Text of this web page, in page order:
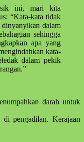
ini, mari kita
“Kata-kata tidak
dinyanyikan dalam
sehingga
apa yang
kata-
dalam pekik
darah untuk
pengadilan. Kerajaan